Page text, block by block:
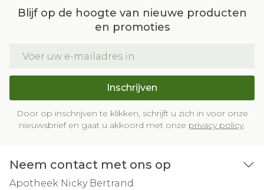
Blijf op de hoogte van nieuwe producten
en promoties
Inschrijven
Door op inschrijven te klikken, schrijft u zich in voor onze
nieuwsbrief en gaat u akkoord met onze privacy policy.
Neem contact met ons op
Apotheek Nicky Bertrand